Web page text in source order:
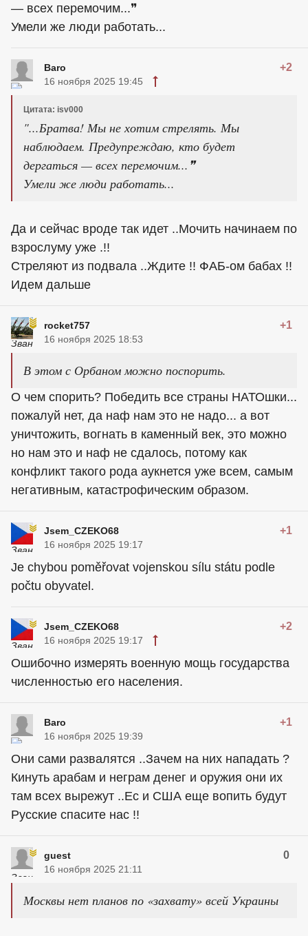
— всех перемочим...❞
Умели же люди работать...
Baro +2
16 ноября 2025 19:45
Цитата: isv000
"...Братва! Мы не хотим стрелять. Мы
наблюдаем. Предупреждаю, кто будет
дергаться — всех перемочим...❞
Умели же люди работать...
Да и сейчас вроде так идет ..Мочить начинаем по
взрослуму уже .!!
Стреляют из подвала ..Ждите !! ФАБ-ом бабах !!
Идем дальше
rocket757 +1
16 ноября 2025 18:53
В этом с Орбаном можно поспорить.
О чем спорить? Победить все страны НАТОшки...
пожалуй нет, да наф нам это не надо... а вот
уничтожить, вогнать в каменный век, это можно
но нам это и наф не сдалось, потому как
конфликт такого рода аукнется уже всем, самым
негативным, катастрофическим образом.
Jsem_CZEKO68 +1
16 ноября 2025 19:17
Je chybou poměřovat vojenskou sílu státu podle
počtu obyvatel.
Jsem_CZEKO68 +2
16 ноября 2025 19:17
Ошибочно измерять военную мощь государства
численностью его населения.
Baro +1
16 ноября 2025 19:39
Они сами развалятся ..Зачем на них нападать ?
Кинуть арабам и неграм денег и оружия они их
там всех вырежут ..Ес и США еще вопить будут
Русские спасите нас !!
guest 0
16 ноября 2025 21:11
Москвы нет планов по «захвату» всей Украины